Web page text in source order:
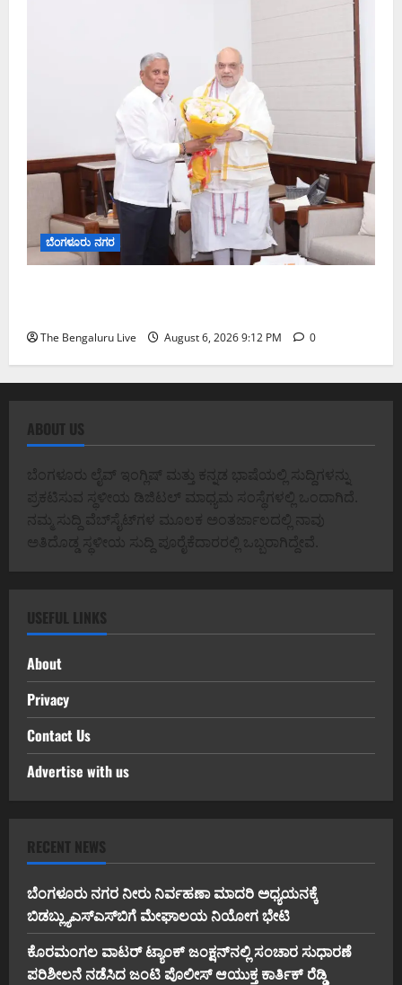
ಬೆಂಗಳೂರು ನಗರ
The Bengaluru Live August 6, 2026 9:12 PM 0
ABOUT US
ಬೆಂಗಳೂರು ಲೈವ್ ಇಂಗ್ಲಿಷ್ ಮತ್ತು ಕನ್ನಡ ಭಾಷೆಯಲ್ಲಿ ಸುದ್ದಿಗಳನ್ನು
ಪ್ರಕಟಿಸುವ ಸ್ಥಳೀಯ ಡಿಜಿಟಲ್ ಮಾಧ್ಯಮ ಸಂಸ್ಥೆಗಳಲ್ಲಿ ಒಂದಾಗಿದೆ.
ನಮ್ಮ ಸುದ್ದಿ ವೆಬ್‌ಸೈಟ್‌ಗಳ ಮೂಲಕ ಅಂತರ್ಜಾಲದಲ್ಲಿ ನಾವು
ಅತಿದೊಡ್ಡ ಸ್ಥಳೀಯ ಸುದ್ದಿ ಪೂರೈಕೆದಾರರಲ್ಲಿ ಒಬ್ಬರಾಗಿದ್ದೇವೆ.
USEFUL LINKS
About
Privacy
Contact Us
Advertise with us
RECENT NEWS
ಬೆಂಗಳೂರು ನಗರ ನೀರು ನಿರ್ವಹಣಾ ಮಾದರಿ ಅಧ್ಯಯನಕ್ಕೆ
ಬಿ‌ಡಬ್ಲ್ಯು‌ಎಸ್‌ಎಸ್‌ಬಿಗೆ ಮೇಘಾಲಯ ನಿಯೋಗ ಭೇಟಿ
ಕೊರಮಂಗಲ ವಾಟರ್ ಟ್ಯಾಂಕ್ ಜಂಕ್ಷನ್‌ನಲ್ಲಿ ಸಂಚಾರ ಸುಧಾರಣೆ
ಪರಿಶೀಲನೆ ನಡೆಸಿದ ಜಂಟಿ ಪೊಲೀಸ್ ಆಯುಕ್ತ ಕಾರ್ತಿಕ್ ರೆಡ್ಡಿ